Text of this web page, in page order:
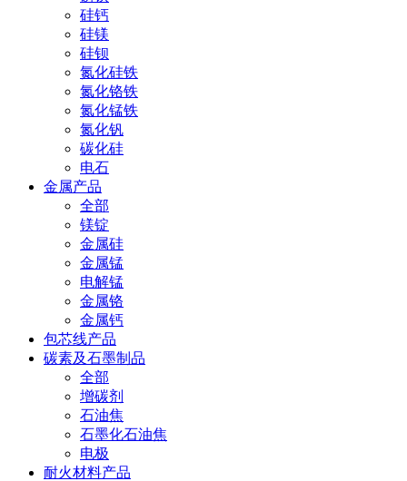
硅钙
硅镁
硅钡
氮化硅铁
氮化铬铁
氮化锰铁
氮化钒
碳化硅
电石
金属产品
全部
镁锭
金属硅
金属锰
电解锰
金属铬
金属钙
包芯线产品
碳素及石墨制品
全部
增碳剂
石油焦
石墨化石油焦
电极
耐火材料产品